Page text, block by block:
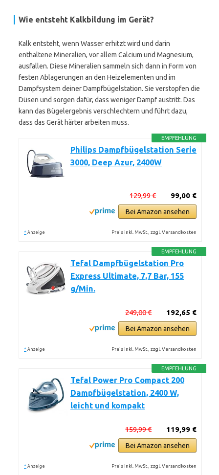
Wie entsteht Kalkbildung im Gerät?
Kalk entsteht, wenn Wasser erhitzt wird und darin
enthaltene Mineralien, vor allem Calcium und Magnesium,
ausfallen. Diese Mineralien sammeln sich dann in Form von
festen Ablagerungen an den Heizelementen und im
Dampfsystem deiner Dampfbügelstation. Sie verstopfen die
Düsen und sorgen dafür, dass weniger Dampf austritt. Das
kann das Bügelergebnis verschlechtern und führt dazu,
dass das Gerät härter arbeiten muss.
EMPFEHLUNG
Philips Dampfbügelstation Serie
3000, Deep Azur, 2400W
99,00 €
129,99 €
Bei Amazon ansehen
* Anzeige Preis inkl. MwSt., zzgl. Versandkosten
EMPFEHLUNG
Tefal Dampfbügelstation Pro
Express Ultimate, 7,7 Bar, 155
g/Min.
192,65 €
249,00 €
Bei Amazon ansehen
* Anzeige Preis inkl. MwSt., zzgl. Versandkosten
EMPFEHLUNG
Tefal Power Pro Compact 200
Dampfbügelstation, 2400 W,
leicht und kompakt
119,99 €
159,99 €
Bei Amazon ansehen
* Anzeige Preis inkl. MwSt., zzgl. Versandkosten